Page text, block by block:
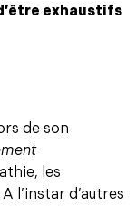
exhaustifs
de son
les
l’instar d’autres